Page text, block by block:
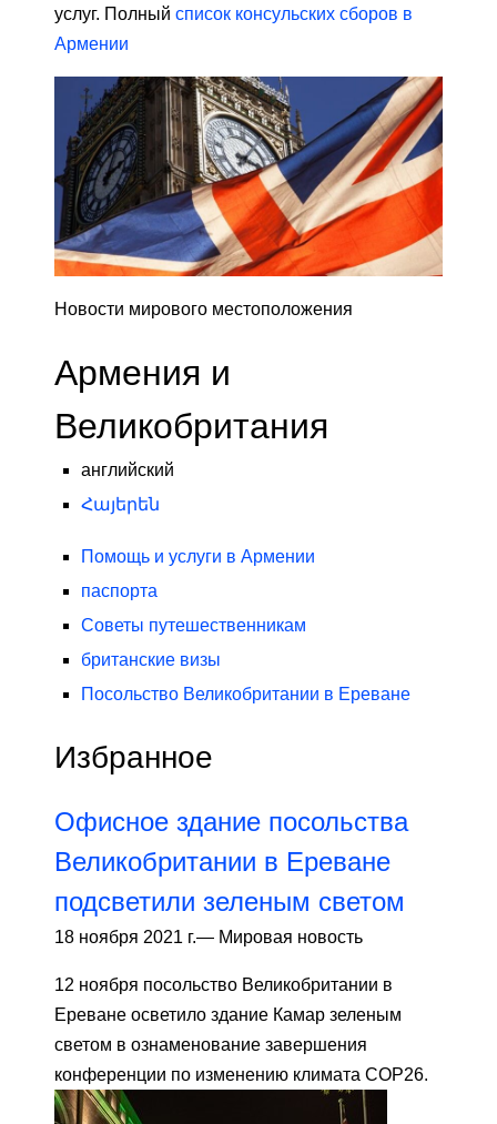
услуг. Полный список консульских сборов в
Армении
Новости мирового местоположения
Армения и
Великобритания
английский
Հայերեն
Помощь и услуги в Армении
паспорта
Советы путешественникам
британские визы
Посольство Великобритании в Ереване
Избранное
Офисное здание посольства
Великобритании в Ереване
подсветили зеленым светом
18 ноября 2021 г.— Мировая новость
12 ноября посольство Великобритании в
Ереване осветило здание Камар зеленым
светом в ознаменование завершения
конференции по изменению климата COP26.